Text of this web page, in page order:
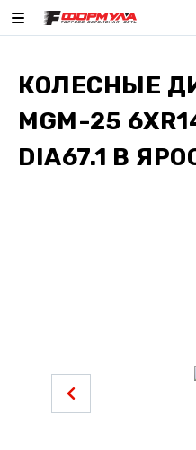
КОЛЕСНЫЕ
MGM-25
DIA67.1 В